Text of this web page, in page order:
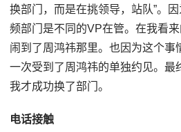
换部门，而是在挑领导，站队”。
频部门是不同的VP在管。在我看
闹到了周鸿祎那里。也因为这个事
一次受到了周鸿祎的单独约见。最
我才成功换了部门。
电话接触